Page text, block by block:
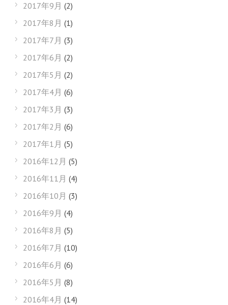
2017年9月 (2)
2017年8月 (1)
2017年7月 (3)
2017年6月 (2)
2017年5月 (2)
2017年4月 (6)
2017年3月 (3)
2017年2月 (6)
2017年1月 (5)
2016年12月 (5)
2016年11月 (4)
2016年10月 (3)
2016年9月 (4)
2016年8月 (5)
2016年7月 (10)
2016年6月 (6)
2016年5月 (8)
2016年4月 (14)